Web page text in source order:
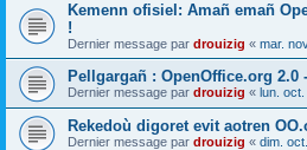
Kemenn ofisiel: Amañ emañ
!
Dernier message par drouizig « mar.
Pellgargañ : OpenOffice.org 2.0
Dernier message par drouizig « lun.
Rekedoù digoret evit aotren
Dernier message par drouizig « dim.